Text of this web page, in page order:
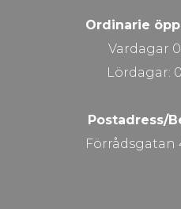
Ordinarie
Vardagar
Lördagar:
Postadress/
Förrådsgatan